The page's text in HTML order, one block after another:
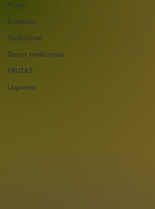
Peixe
Entradas
Tradicional
Doces tradiconais
FRUTAS
Legumes